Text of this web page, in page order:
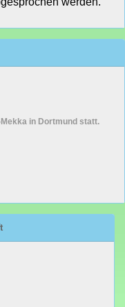
in Dortmund statt.